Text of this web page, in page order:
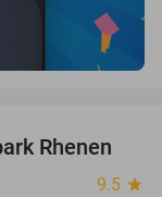
19%
Rhenen
9.5 star